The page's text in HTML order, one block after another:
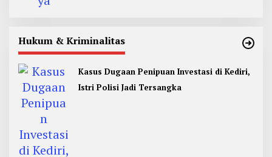
Hukum & Kriminalitas
Kasus Dugaan Penipuan Investasi di Kediri,
Istri Polisi Jadi Tersangka